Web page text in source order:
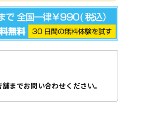
までお問い合わせください。